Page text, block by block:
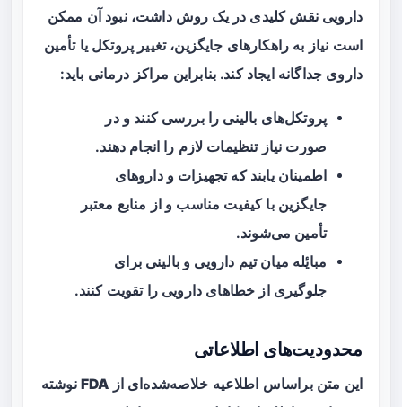
دارویی نقش کلیدی در یک روش داشت، نبود آن ممکن
است نیاز به راهکارهای جایگزین، تغییر پروتکل یا تأمین
داروی جداگانه ایجاد کند. بنابراین مراکز درمانی باید:
پروتکل‌های بالینی را بررسی کنند و در
صورت نیاز تنظیمات لازم را انجام دهند.
اطمینان یابند که تجهیزات و داروهای
جایگزین با کیفیت مناسب و از منابع معتبر
تأمین می‌شوند.
مبایٔله میان تیم دارویی و بالینی برای
جلوگیری از خطاهای دارویی را تقویت کنند.
محدودیت‌های اطلاعاتی
این متن براساس اطلاعیه خلاصه‌شده‌ای از FDA نوشته